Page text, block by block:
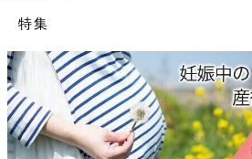
大人も一緒に眠るため、目を離す時間が
ちゃんが眠る場所として何よりも大切に
だからこそ、寝室には木製のベビーベ
木製のベビーベッドは安定感があり、
いても揺れることがなく、転倒の心配
と強度のある柵・ガードで囲われてい
を防ぐことも可能です。
特集